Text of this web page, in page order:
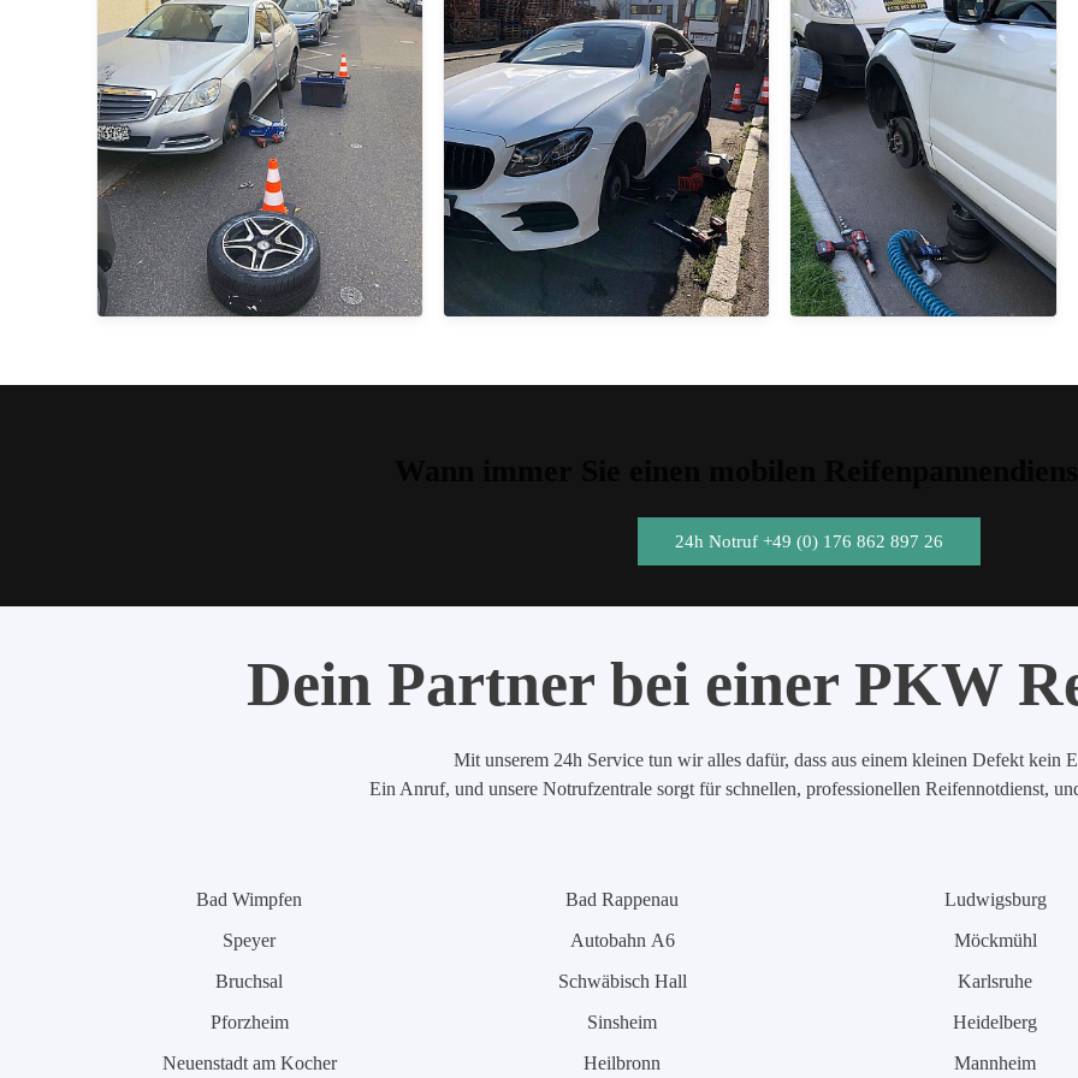
24h Notruf +49 (0) 176 862 897 26
Dein Partner bei einer PKW
Mit unserem 24h Service tun wir alles dafür, dass aus einem kleinen Defekt kein
Ein Anruf, und unsere Notrufzentrale sorgt für schnellen, professionellen Reifennotdienst,
Bad Wimpfen
Speyer
Bruchsal
Pforzheim
Neuenstadt am Kocher
Bad Rappenau
Autobahn A6
Schwäbisch Hall
Sinsheim
Heilbronn
Ludwigsburg
Möckmühl
Karlsruhe
Heidelberg
Mannheim